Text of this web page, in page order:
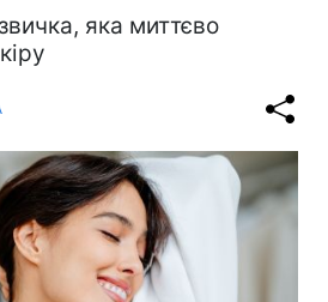
яка миттєво